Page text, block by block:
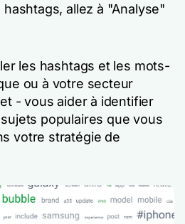
allez à "Analyse"
les hashtags et les mots-
ou à votre secteur
- vous aider à identifier
populaires que vous
votre stratégie de